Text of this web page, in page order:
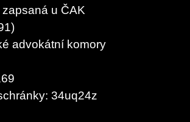
u ČAK
advokátní komory
34uq24z